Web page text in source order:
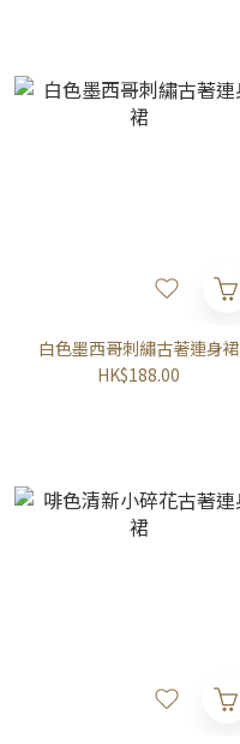
白色墨西哥刺繡古著連身裙
HK$188.00